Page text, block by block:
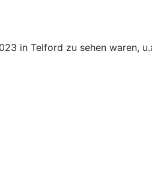
in Telford zu sehen waren,